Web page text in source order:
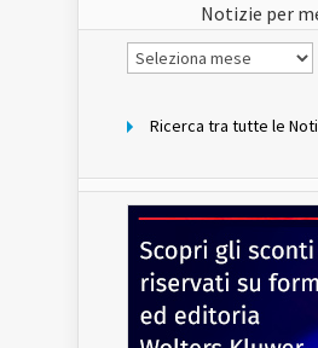
Notizie per
Notizie
per
Ricerca tra tutte le